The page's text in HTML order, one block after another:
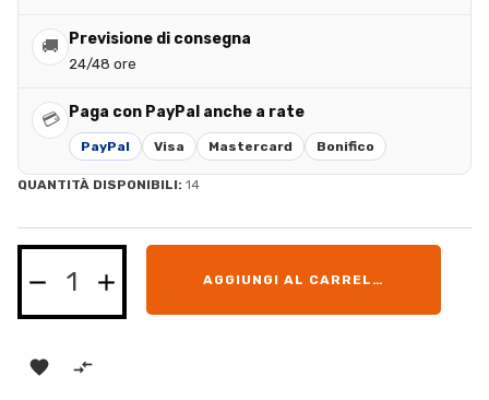
🚚 Previsione di consegna
24/48 ore
💳 Paga con PayPal anche a rate
PayPal Visa Mastercard Bonifico
QUANTITÀ DISPONIBILI: 14
AGGIUNGI AL CARRELLO
 